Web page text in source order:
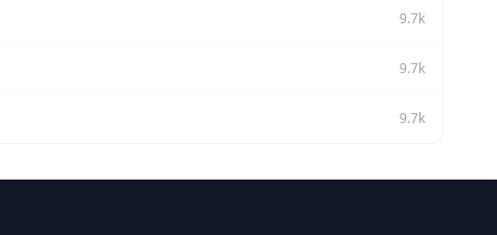
9.7k
9.7k
9.7k